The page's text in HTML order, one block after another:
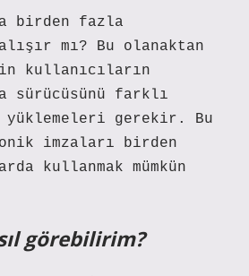
birden fazla
mı? Bu olanaktan
kullanıcıların
sürücüsünü farklı
gerekir. Bu
imzaları birden
kullanmak mümkün
görebilirim?